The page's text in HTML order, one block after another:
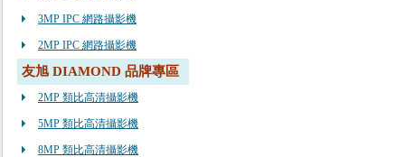
3MP IPC 網路攝影機
2MP IPC 網路攝影機
友旭 DIAMOND 品牌專區
2MP 類比高清攝影機
5MP 類比高清攝影機
8MP 類比高清攝影機